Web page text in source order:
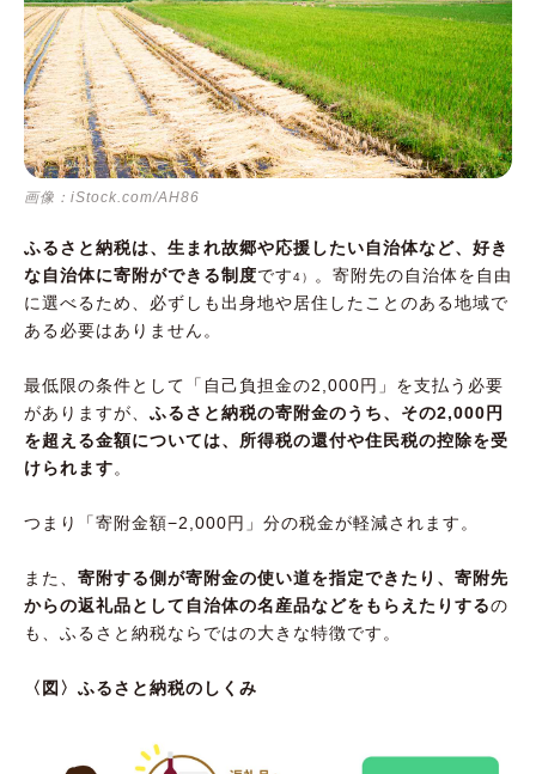
画像：iStock.com/AH86
ふるさと納税は、生まれ故郷や応援したい自治体など、好き
な自治体に寄附ができる制度です4）
。寄附先の自治体を自由
に選べるため、必ずしも出身地や居住したことのある地域で
ある必要はありません。
最低限の条件として「自己負担金の2,000円」を支払う必要
がありますが、 ふるさと納税の寄附金のうち、その2,000円
を超える金額については、所得税の還付や住民税の控除を受
けられます。
つまり「寄附金額−2,000円」分の税金が軽減されます。
また、 寄附する側が寄附金の使い道を指定できたり、寄附先
からの返礼品として自治体の名産品などをもらえたりするの
も、ふるさと納税ならではの大きな特徴です。
〈図〉ふるさと納税のしくみ